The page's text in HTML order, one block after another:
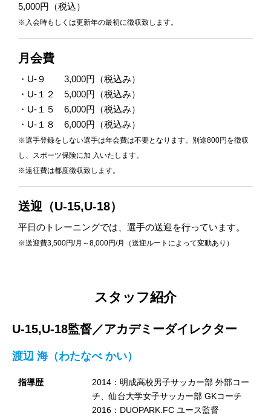
5,000円（税込）
※入会時もしくは更新年の最初に徴収致します。
月会費
・U-９ 3,000円（税込み）
・U-１２ 5,000円（税込み）
・U-１５ 6,000円（税込み）
・U-１８ 6,000円（税込み）
※選手登録をしない選手は年会費は不要となります。別途800円を徴収
し、スポーツ保険に加 入いたします。
※遠征費は都度徴収致します。
送迎（U-15,U-18）
平日のトレーニングでは、選手の送迎を行っています。
※送迎費3,500円/月～8,000円/月（送迎ルートによって変動あり）
スタッフ紹介
U-15,U-18監督／アカデミーダイレクター
渡辺 海（わたなべ かい）
指導歴
2014：明成高校男子サッカー部 外部コー
チ、仙台大学女子サッカー部 GKコーチ
2016：DUOPARK.FC ユース監督